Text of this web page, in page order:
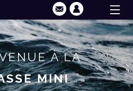
À LA
MINI